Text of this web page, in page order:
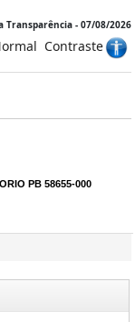
Transparência - 07/08/2026
Contraste
PB 58655-000